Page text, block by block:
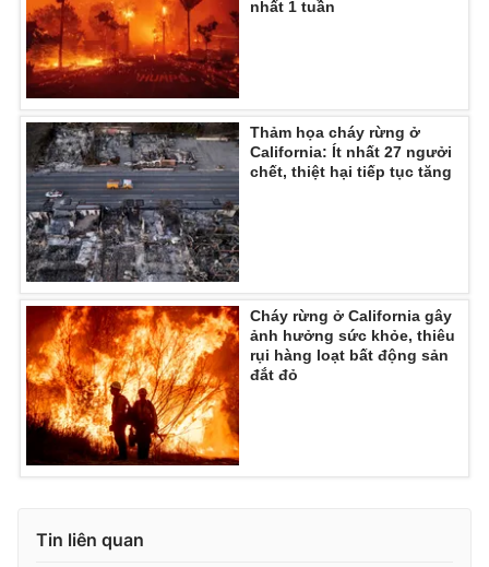
nhất 1 tuần
Thảm họa cháy rừng ở
California: Ít nhất 27 ngưởi
chết, thiệt hại tiếp tục tăng
Cháy rừng ở California gây
ảnh hưởng sức khỏe, thiêu
rụi hàng loạt bất động sản
đắt đỏ
Tin liên quan